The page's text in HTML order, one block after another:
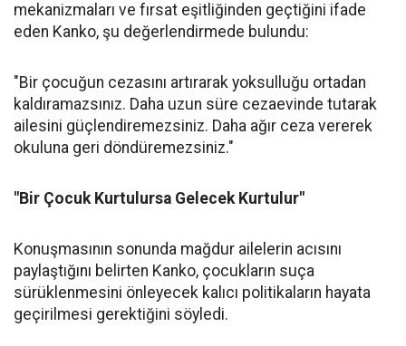
mekanizmaları ve fırsat eşitliğinden geçtiğini ifade
eden Kanko, şu değerlendirmede bulundu:
"Bir çocuğun cezasını artırarak yoksulluğu ortadan
kaldıramazsınız. Daha uzun süre cezaevinde tutarak
ailesini güçlendiremezsiniz. Daha ağır ceza vererek
okuluna geri döndüremezsiniz."
"Bir Çocuk Kurtulursa Gelecek Kurtulur"
Konuşmasının sonunda mağdur ailelerin acısını
paylaştığını belirten Kanko, çocukların suça
sürüklenmesini önleyecek kalıcı politikaların hayata
geçirilmesi gerektiğini söyledi.